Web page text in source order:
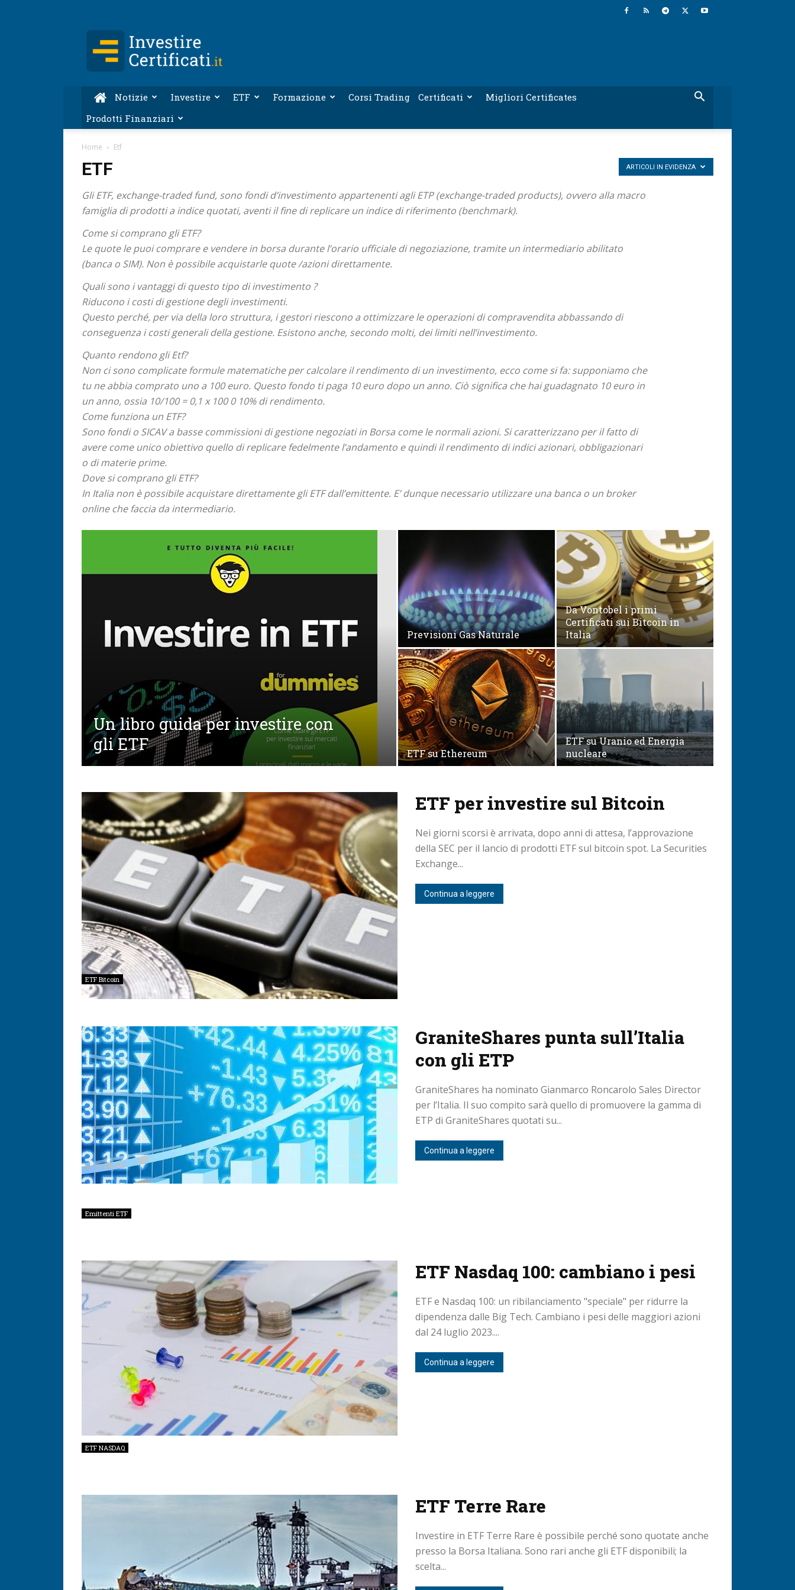
Certificati.it
Notizie Investire ETF Formazione Corsi Trading Certificati
Migliori Certificates
Prodotti Finanziari
Home Etf
ETF
Gli ETF, exchange-traded fund, sono fondi d’investimento appartenenti agli ETP (exchange-traded products), ovvero alla macro
famiglia di prodotti a indice quotati, aventi il fine di replicare un indice di riferimento (benchmark).
Come si comprano gli ETF?
Le quote le puoi comprare e vendere in borsa durante l’orario ufficiale di negoziazione, tramite un intermediario abilitato
(banca o SIM). Non è possibile acquistarle quote /azioni direttamente.
Quali sono i vantaggi di questo tipo di investimento ?
Riducono i costi di gestione degli investimenti.
Questo perché, per via della loro struttura, i gestori riescono a ottimizzare le operazioni di compravendita abbassando di
conseguenza i costi generali della gestione. Esistono anche, secondo molti, dei limiti nell’investimento.
Quanto rendono gli Etf?
Non ci sono complicate formule matematiche per calcolare il rendimento di un investimento, ecco come si fa: supponiamo che
tu ne abbia comprato uno a 100 euro. Questo fondo ti paga 10 euro dopo un anno. Ciò significa che hai guadagnato 10 euro in
un anno, ossia 10/100 = 0,1 x 100 0 10% di rendimento.
Come funziona un ETF?
Sono fondi o SICAV a basse commissioni di gestione negoziati in Borsa come le normali azioni. Si caratterizzano per il fatto di
avere come unico obiettivo quello di replicare fedelmente l’andamento e quindi il rendimento di indici azionari, obbligazionari
o di materie prime.
Dove si comprano gli ETF?
In Italia non è possibile acquistare direttamente gli ETF dall’emittente. E’ dunque necessario utilizzare una banca o un broker
online che faccia da intermediario.
ARTICOLI IN EVIDENZA
Un libro guida per investire con
gli ETF
Previsioni Gas Naturale
Da Vontobel i primi
Certificati sui Bitcoin in
Italia
ETF su Ethereum
ETF su Uranio ed Energia
nucleare
ETF Bitcoin
ETF per investire sul Bitcoin
Nei giorni scorsi è arrivata, dopo anni di attesa, l’approvazione
della SEC per il lancio di prodotti ETF sul bitcoin spot. La Securities
Exchange...
Continua a leggere
Emittenti ETF
GraniteShares punta sull’Italia
con gli ETP
GraniteShares ha nominato Gianmarco Roncarolo Sales Director
per l’Italia. Il suo compito sarà quello di promuovere la gamma di
ETP di GraniteShares quotati su...
Continua a leggere
ETF NASDAQ
ETF Nasdaq 100: cambiano i pesi
ETF e Nasdaq 100: un ribilanciamento "speciale" per ridurre la
dipendenza dalle Big Tech. Cambiano i pesi delle maggiori azioni
dal 24 luglio 2023....
Continua a leggere
ETF Terre Rare
Investire in ETF Terre Rare è possibile perché sono quotate anche
presso la Borsa Italiana. Sono rari anche gli ETF disponibili; la
scelta...